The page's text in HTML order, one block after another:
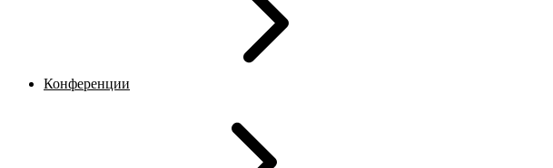
Конференции